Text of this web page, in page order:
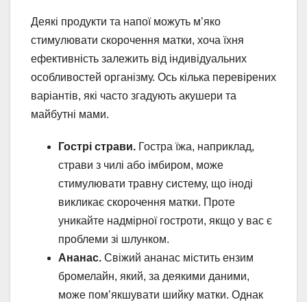
Деякі продукти та напої можуть м’яко
стимулювати скорочення матки, хоча їхня
ефективність залежить від індивідуальних
особливостей організму. Ось кілька перевірених
варіантів, які часто згадують акушери та
майбутні мами.
Гострі страви. Гостра їжа, наприклад,
страви з чилі або імбиром, може
стимулювати травну систему, що іноді
викликає скорочення матки. Проте
уникайте надмірної гостроти, якщо у вас є
проблеми зі шлунком.
Ананас. Свіжий ананас містить ензим
бромелайн, який, за деякими даними,
може пом’якшувати шийку матки. Однак